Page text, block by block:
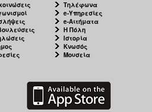
Τηλέφωνα
e-Υπηρεσίες
e-Αιτήματα
Η Πόλη
Ιστορία
Κνωσός
Μουσεία